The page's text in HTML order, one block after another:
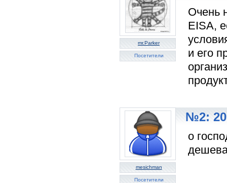
mr.Parker
Посетители
Очень
EISA,
и его
mesichman
Посетители
№2: 20
о